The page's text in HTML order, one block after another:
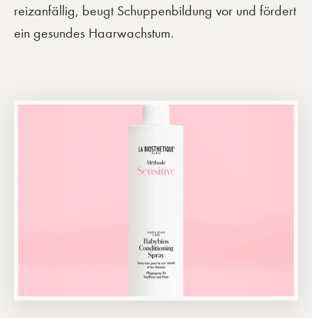
reizanfällig, beugt Schuppenbildung vor und fördert
ein gesundes Haarwachstum.